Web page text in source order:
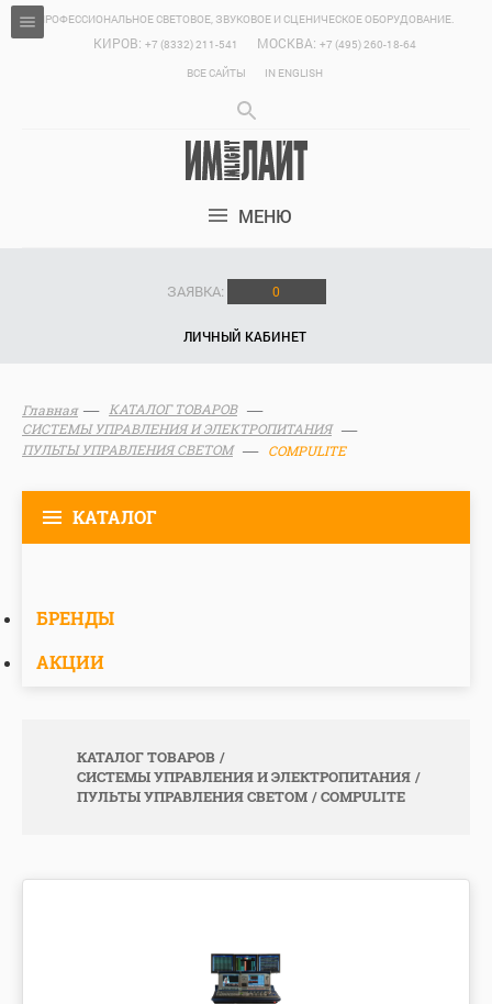
ПРОФЕССИОНАЛЬНОЕ СВЕТОВОЕ, ЗВУКОВОЕ И СЦЕНИЧЕСКОЕ ОБОРУДОВАНИЕ.
КИРОВ: +7 (8332) 211-541 МОСКВА: +7 (495) 260-18-64
ВСЕ САЙТЫ
IN ENGLISH
МЕНЮ
ЗАЯВКА: 0
ЛИЧНЫЙ КАБИНЕТ
Главная
КАТАЛОГ ТОВАРОВ
СИСТЕМЫ УПРАВЛЕНИЯ И ЭЛЕКТРОПИТАНИЯ
ПУЛЬТЫ УПРАВЛЕНИЯ СВЕТОМ
COMPULITE
КАТАЛОГ
БРЕНДЫ
АКЦИИ
КАТАЛОГ ТОВАРОВ
СИСТЕМЫ УПРАВЛЕНИЯ И ЭЛЕКТРОПИТАНИЯ
ПУЛЬТЫ УПРАВЛЕНИЯ СВЕТОМ
COMPULITE